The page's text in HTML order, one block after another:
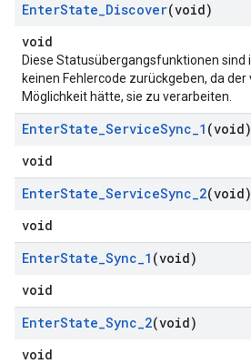
EnterState_Discover(void)
void
Diese Statusübergangsfunktionen sind
keinen Fehlercode zurückgeben, da
Möglichkeit hätte, sie zu verarbeiten.
EnterState_ServiceSync_1 (void)
void
EnterState_ServiceSync_2(void)
void
EnterState_Sync_1 (void)
void
EnterState_Sync_2(void)
void